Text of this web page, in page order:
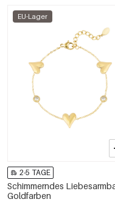
EU-Lager
2-5 TAGE
Schimmerndes
Goldfarben